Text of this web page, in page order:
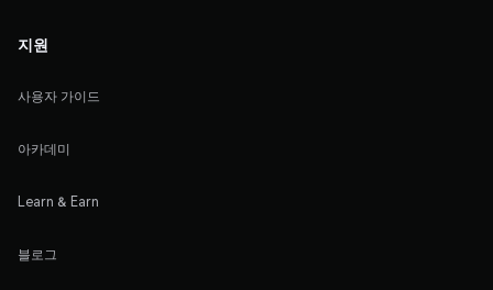
지원
사용자 가이드
아카데미
Learn & Earn
블로그